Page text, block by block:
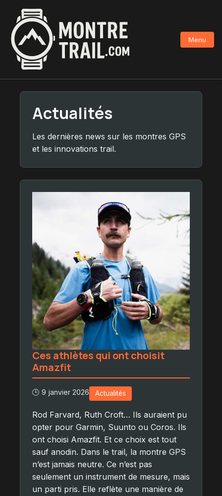
contenu
principal
Menu
Actualités
Les dernières news sur les montres GPS
et les innovations trail.
Ces athlètes qui ont choisit
Amazfit
🕒 9 janvier 2026 Actualités
Rod Farvard, Ruth Croft… Ils auraient pu
opter pour Garmin, Suunto ou Coros. Ils
ont choisi Amazfit. Et ce choix est tout
sauf anodin. Dans le trail, la montre GPS
n’est jamais neutre. Ce n’est pas
seulement un instrument de mesure, mais
un parti pris. Elle reflète une manière de